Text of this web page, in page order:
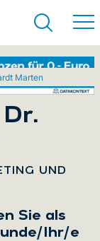
Marten
UND
Sie als
Ihr/e